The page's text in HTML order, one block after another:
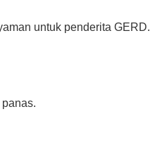
untuk penderita GERD.